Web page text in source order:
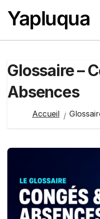
au
contenu
Yapluqua
Glossaire –
Absences
Accueil